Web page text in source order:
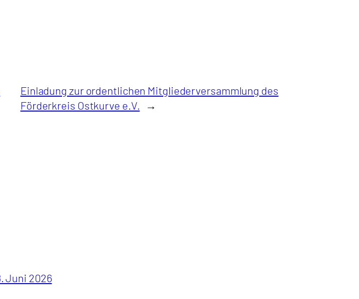
Einladung zur ordentlichen Mitgliederversammlung des
Förderkreis Ostkurve e.V.
→
Juni 2026